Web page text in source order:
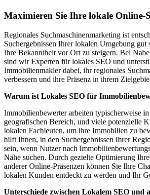
Maximieren Sie Ihre lokale Online-
Regionales Suchmaschinenmarketing ist
Suchergebnissen Ihrer lokalen Umgebung gut
Ihre Bekanntheit vor Ort zu steigern. Bei
sind wir Experten für lokales SEO und
Immobilienmakler dabei, ihr regionales
verbessern und ihre Präsenz in ihrem
Warum ist Lokales SEO für
Immobilienbewerter arbeiten typischerweise
geografischen Bereich, und viele potenzielle
lokalen Fachleuten, um ihre Immobilien zu
hilft Ihnen, in den Suchergebnissen Ihrer
sein, wenn Nutzer nach
Nähe suchen. Durch gezielte Optimierung
anderer Online-Präsenzen können Sie Ihre
lokalen Kunden entdeckt zu werden und Ihr
Unterschiede zwischen Lokalem SEO und